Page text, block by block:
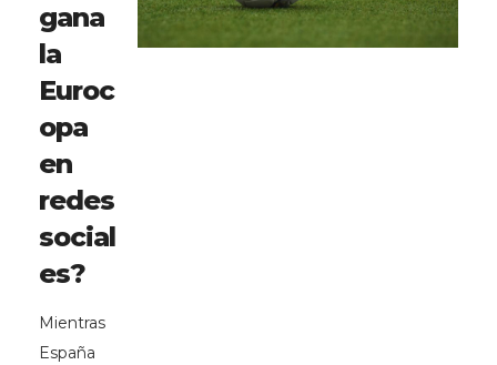
gana
la
Euroc
opa
en
redes
social
es?
Mientras
España